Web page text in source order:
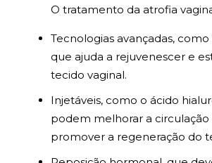
O tratamento da atrofia
Tecnologias avançadas,
que ajuda a rejuvenescer e
tecido vaginal.
Injetáveis, como o ácido
podem melhorar a circulação
promover a regeneração do